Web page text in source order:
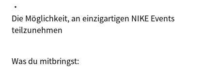
·
Die Möglichkeit, an einzigartigen NIKE Events
teilzunehmen
Was du mitbringst: